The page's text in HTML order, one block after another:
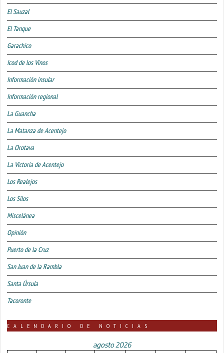
El Sauzal
El Tanque
Garachico
Icod de los Vinos
Información insular
Información regional
La Guancha
La Matanza de Acentejo
La Orotava
La Victoria de Acentejo
Los Realejos
Los Silos
Miscelánea
Opinión
Puerto de la Cruz
San Juan de la Rambla
Santa Úrsula
Tacoronte
CALENDARIO DE NOTICIAS
agosto 2026